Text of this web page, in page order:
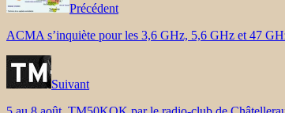
Précédent
ACMA s’inquiète pour les 3,6 GHz, 5,6 GHz et 47
Suivant